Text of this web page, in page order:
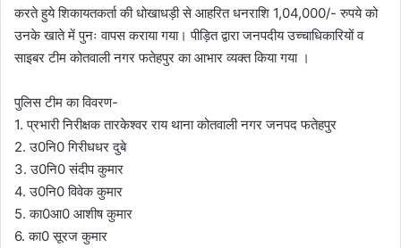
करते हुये शिकायतकर्ता की धोखाधड़ी से आहरित धनराशि 1,04,000/- रुपये को
उनके खाते में पुनः वापस कराया गया। पीड़ित द्वारा जनपदीय उच्चाधिकारियों व
साइबर टीम कोतवाली नगर फतेहपुर का आभार व्यक्त किया गया ।
पुलिस टीम का विवरण-
1. प्रभारी निरीक्षक तारकेश्वर राय थाना कोतवाली नगर जनपद फतेहपुर
2. उ0नि0 गिरीधधर दुबे
3. उ0नि0 संदीप कुमार
4. उ0नि0 विवेक कुमार
5. का0आ0 आशीष कुमार
6. का0 सूरज कुमार